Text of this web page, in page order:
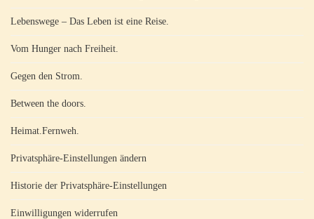
Lebenswege – Das Leben ist eine Reise.
Vom Hunger nach Freiheit.
Gegen den Strom.
Between the doors.
Heimat.Fernweh.
Privatsphäre-Einstellungen ändern
Historie der Privatsphäre-Einstellungen
Einwilligungen widerrufen